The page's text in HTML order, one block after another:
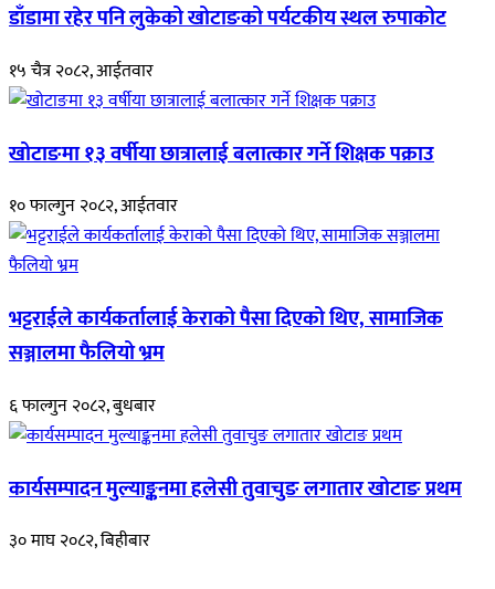
डाँडामा रहेर पनि लुकेको खोटाङको पर्यटकीय स्थल रुपाकोट
१५ चैत्र २०८२, आईतवार
खोटाङमा १३ वर्षीया छात्रालाई बलात्कार गर्ने शिक्षक पक्राउ
१० फाल्गुन २०८२, आईतवार
भट्टराईले कार्यकर्तालाई केराको पैसा दिएको थिए, सामाजिक
सञ्जालमा फैलियो भ्रम
६ फाल्गुन २०८२, बुधबार
कार्यसम्पादन मुल्याङ्कनमा हलेसी तुवाचुङ लगातार खोटाङ प्रथम
३० माघ २०८२, बिहीबार